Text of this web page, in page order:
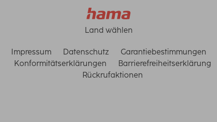
Land wählen
Impressum Datenschutz
Garantiebestimmungen
Konformitätserklärungen
Barrierefreiheitserklärung
Rückrufaktionen